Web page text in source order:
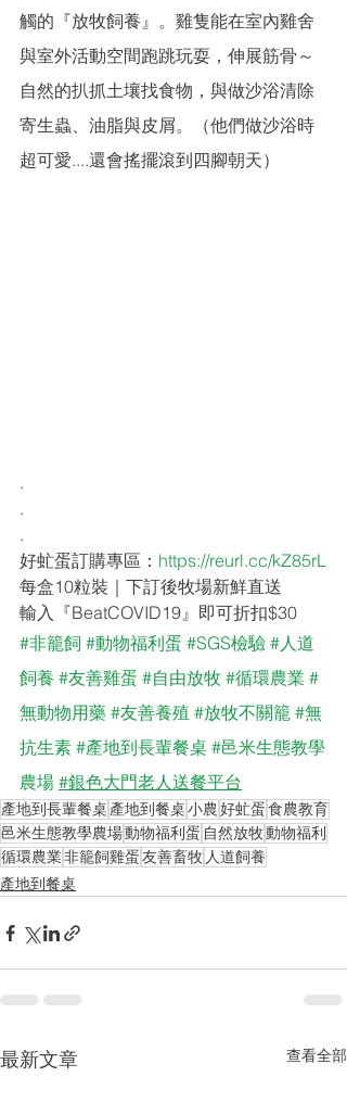
觸的『放牧飼養』。雞隻能在室內雞舍
與室外活動空間跑跳玩耍，伸展筋骨～
自然的扒抓土壤找食物，與做沙浴清除
寄生蟲、油脂與皮屑。（他們做沙浴時
超可愛....還會搖擺滾到四腳朝天）
.
.
.
好虻蛋訂購專區： https://reurl.cc/kZ85rL
每盒10粒裝｜下訂後牧場新鮮直送
輸入『BeatCOVID19』即可折扣$30
#非籠飼 #動物福利蛋 #SGS檢驗 #人道
飼養 #友善雞蛋 #自由放牧 #循環農業 #
無動物用藥 #友善養殖 #放牧不關籠 #無
抗生素 #產地到長輩餐桌 #邑米生態教學
農場 #銀色大門老人送餐平台
產地到長輩餐桌 產地到餐桌小農好虻蛋食農教育
邑米生態教學農場動物福利蛋 自然放牧動物福利
循環農業非籠飼雞蛋友善畜牧 人道飼養
產地到餐桌
最新文章 查看全部